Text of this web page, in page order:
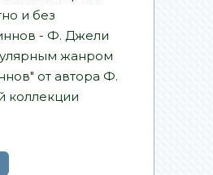
и без
- Ф. Джели
жанром
от автора Ф.
коллекции